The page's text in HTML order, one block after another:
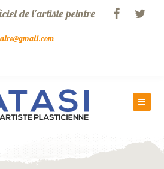
de l'artiste peintre